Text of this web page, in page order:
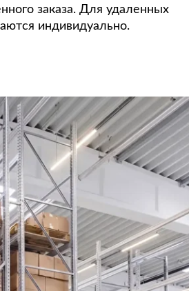
заказа. Для удаленных
индивидуально.